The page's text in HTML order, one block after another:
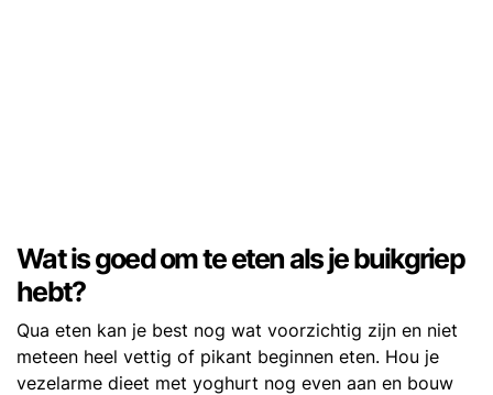
Wat is goed om te eten als je buikgriep
hebt?
Qua eten kan je best nog wat voorzichtig zijn en niet
meteen heel vettig of pikant beginnen eten. Hou je
vezelarme dieet met yoghurt nog even aan en bouw